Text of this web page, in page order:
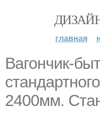
главная
Вагончик-
2400мм.